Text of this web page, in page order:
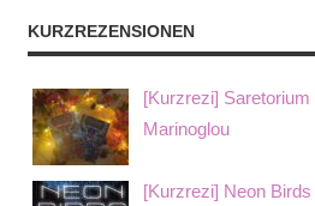
KURZREZENSIONEN
[Kurzrezi]
Marinoglou
[Kurzrezi] Neon